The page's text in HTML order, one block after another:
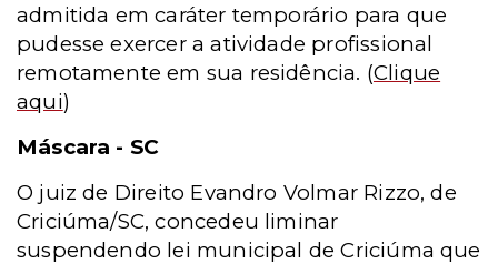
admitida em caráter temporário para que
pudesse exercer a atividade profissional
remotamente em sua residência. (Clique
aqui)
Máscara - SC
O juiz de Direito Evandro Volmar Rizzo, de
Criciúma/SC, concedeu liminar
suspendendo lei municipal de Criciúma que